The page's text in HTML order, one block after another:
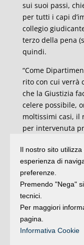
sui suoi passi,
per tutti i capi
collegio
terzo della pena
quindi.
“Come
rito con cui verrà
che la Giustizia
celere possibile,
moltissimi casi, il
per intervenuta
crimine orrendo,
adeguata, pena
invano, se, una
sentenza, non
colpevole”, è la
vittime,
cui attivisti hanno
occasione
Il nostro sito
esperienza di
preferenze.
Premendo "Nega"
tecnici.
Per maggiori
pagina.
Informativa Cookie